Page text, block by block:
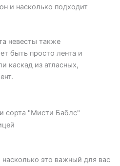
и насколько подходит
невесты также
быть просто лента и
каскад из атласных,
это важный для вас